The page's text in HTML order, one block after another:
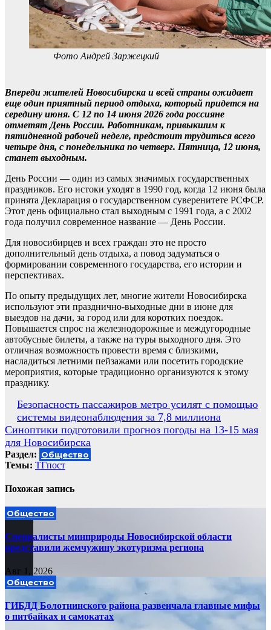
Фото Андрей Заржецкий
Впереди жителей Новосибирска и всей страны ожидает
еще один приятный период отдыха, который придется на
середину июня. С 12 по 14 июня 2026 года россияне
отметят День России. Работникам, привыкшим к
пятидневной рабочей неделе, предстоит трудиться всего
четыре дня, с понедельника по четверг. Пятница, 12 июня,
станет выходным.
День России — один из самых значимых государственных
праздников. Его истоки уходят в 1990 год, когда 12 июня была
принята Декларация о государственном суверенитете РСФСР.
Этот день официально стал выходным с 1991 года, а с 2002
года получил современное название — День России.
Для новосибирцев и всех граждан это не просто
дополнительный день отдыха, а повод задуматься о
формировании современного государства, его истории и
перспективах.
По опыту предыдущих лет, многие жители Новосибирска
используют эти празднично-выходные дни в июне для
выездов на дачи, за город или для коротких поездок.
Повышается спрос на железнодорожные и междугородные
автобусные билеты, а также на туры выходного дня. Это
отличная возможность провести время с близкими,
насладиться летними пейзажами или посетить городские
мероприятия, которые традиционно организуются к этому
празднику.
Навигация
по
записям
Безопасность пассажиров метро усилят с помощью
системы видеонаблюдения за 7,8 миллиона
Синоптики подготовили прогноз погоды на 13-15 мая
для Новосибирска
Раздел: Общество
Темы: ТГпост
Похожая запись
Общество
Специалисты минприроды Новосибирской области
представили жемчужину экотуризма региона
Авг 1, 2026
Общество
ГИБДД Болотнинского района развенчала главные мифы
о питбайках и самокатах